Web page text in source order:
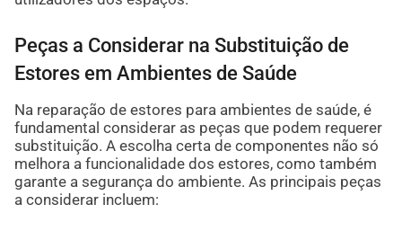
Peças a Considerar na Substituição de
Estores em Ambientes de Saúde
Na reparação de estores para ambientes de saúde, é
fundamental considerar as peças que podem requerer
substituição. A escolha certa de componentes não só
melhora a funcionalidade dos estores, como também
garante a segurança do ambiente. As principais peças
a considerar incluem: